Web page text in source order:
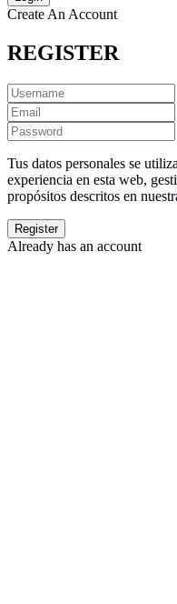
Create An Account
REGISTER
Tus datos personales se
experiencia en esta web,
propósitos descritos en
Already has an account